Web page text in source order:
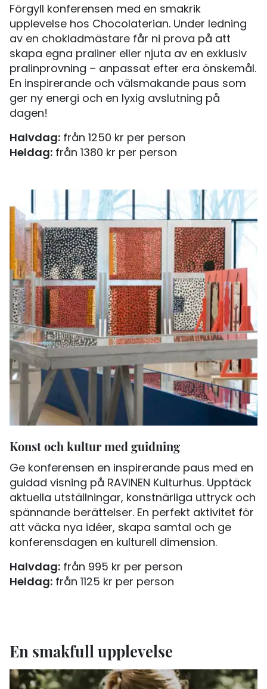
Förgyll konferensen med en smakrik
upplevelse hos Chocolaterian. Under ledning
av en chokladmästare får ni prova på att
skapa egna praliner eller njuta av en exklusiv
pralinprovning – anpassat efter era önskemål.
En inspirerande och välsmakande paus som
ger ny energi och en lyxig avslutning på
dagen!
Halvdag: från 1250 kr per person
Heldag: från 1380 kr per person
Konst och kultur med guidning
Ge konferensen en inspirerande paus med en
guidad visning på RAVINEN Kulturhus. Upptäck
aktuella utställningar, konstnärliga uttryck och
spännande berättelser. En perfekt aktivitet för
att väcka nya idéer, skapa samtal och ge
konferensdagen en kulturell dimension.
Halvdag: från 995 kr per person
Heldag: från 1125 kr per person
En smakfull upplevelse